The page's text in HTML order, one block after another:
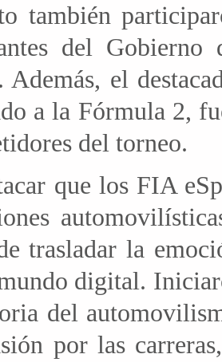
también
del
el
a la Fórmula 2,
del torneo.
que los FIA
trasladar la
digital.
del
por las